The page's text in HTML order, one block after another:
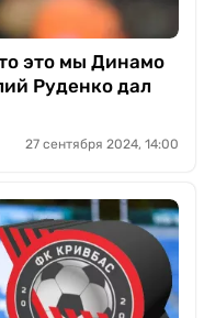
это мы Динамо
Руденко дал
27 сентября 2024, 14:00